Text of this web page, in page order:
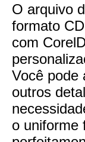
O arquivo
formato
com
Você pode
outros
o uniforme